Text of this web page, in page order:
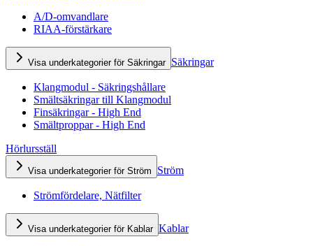
A/D-omvandlare
RIAA-förstärkare
Visa underkategorier för Säkringar Säkringar
Klangmodul - Säkringshållare
Smältsäkringar till Klangmodul
Finsäkringar - High End
Smältproppar - High End
Hörlursställ
Visa underkategorier för Ström Ström
Strömfördelare, Nätfilter
Visa underkategorier för Kablar Kablar